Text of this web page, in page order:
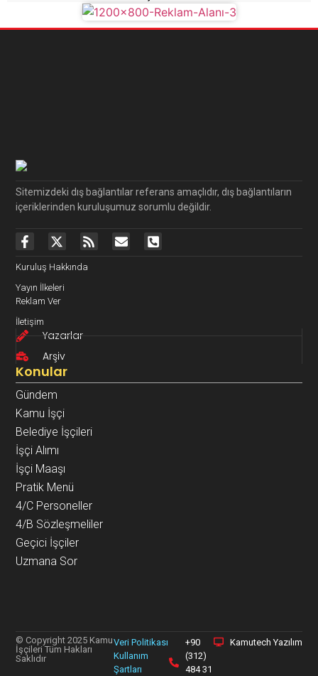
Sitemizdeki dış bağlantılar referans amaçlıdır, dış bağlantıların
içeriklerinden kuruluşumuz sorumlu değildir.
Kuruluş Hakkında
Yayın İlkeleri
Reklam Ver
İletişim
Yazarlar
Arşiv
Konular
Gündem
Kamu İşçi
Belediye İşçileri
İşçi Alımı
İşçi Maaşı
Pratik Menü
4/C Personeller
4/B Sözleşmeliler
Geçici İşçiler
Uzmana Sor
© Copyright 2025 Kamu
İşçileri Tüm Hakları
Saklıdır
Veri Politikası
Kullanım
Şartları
+90
(312)
484 31
Kamutech Yazılım